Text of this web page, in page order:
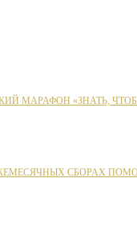
МАРАФОН «ЗНАТЬ,
СБОРАХ